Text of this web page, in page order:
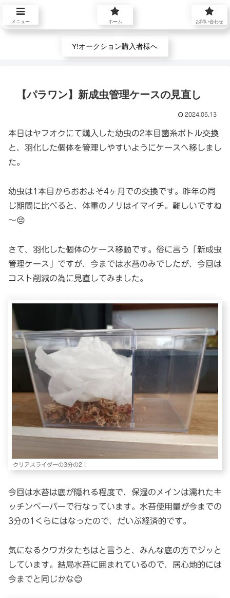
Y!オークション購入者様へ
【パラワン】新成虫管理ケースの見直し
2024.05.13
本日はヤフオクにて購入した幼虫の2本目菌糸ボトル交換
と、羽化した個体を管理しやすいようにケースへ移しまし
た。
幼虫は1本目からおおよそ4ヶ月での交換です。昨年の同
じ期間に比べると、体重のノリはイマイチ。難しいですね
～😔
さて、羽化した個体のケース移動です。俗に言う「新成虫
管理ケース」ですが、今までは水苔のみでしたが、今回は
コスト削減の為に見直してみました。
クリアスライダーの3分の2！
今回は水苔は底が隠れる程度で、保湿のメインは濡れたキ
ッチンペーパーで行なっています。水苔使用量が今までの
3分の1くらにはなったので、だいぶ経済的です。
気になるクワガタたちはと言うと、みんな底の方でジッと
しています。結局水苔に囲まれているので、居心地的には
今までと同じかな😊
メニュー ホーム お問い合わせ